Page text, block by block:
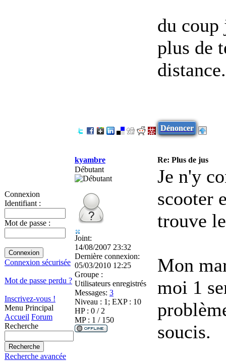
Connexion
Identifiant :
Mot de passe :
Connexion sécurisée
Mot de passe perdu ?
Inscrivez-vous !
Menu Principal
Accueil Forum
Recherche
Recherche avancée
du coup
plus de
Dénoncer
kyambre
Re: Plus de jus
Débutant
Joint:
14/08/2007 23:32
Dernière connexion:
05/03/2010 12:25
Groupe :
Utilisateurs enregistrés
Messages: 3
Niveau : 1; EXP : 10
HP : 0 / 2
MP : 1 / 150
Je n'y
scooter
trouve
Mon
moi 1
soucis.